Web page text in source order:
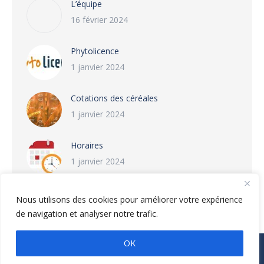
Nous utilisons des cookies pour améliorer votre expérience
de navigation et analyser notre trafic.
OK
L’équipe
16 février 2024
Phytolicence
1 janvier 2024
Cotations des céréales
1 janvier 2024
Horaires
1 janvier 2024
© Deronne JMF - 2026. Tous droits réservés
Navigation